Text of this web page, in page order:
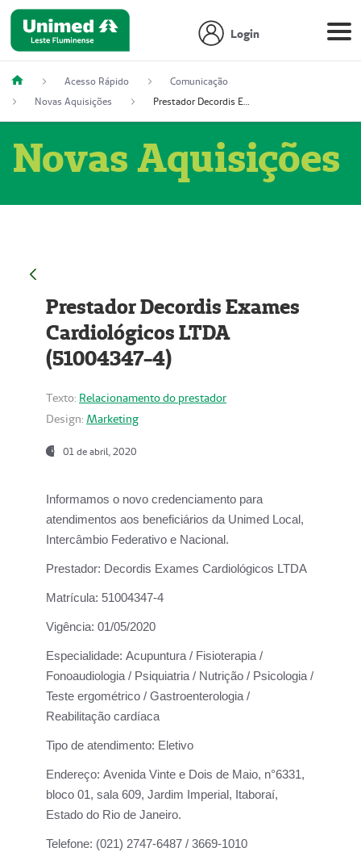
Login
Acesso Rápido
Comunicação
Novas Aquisições
Prestador Decordis Exames Cardiológicos LTDA (51004347-4)
Novas Aquisições
Prestador Decordis Exames
Cardiológicos LTDA
(51004347-4)
Texto: Relacionamento do prestador
Design: Marketing
01 de abril, 2020
Informamos o novo credenciamento para
atendimentos aos beneficiários da Unimed Local,
Intercâmbio Federativo e Nacional.
Prestador: Decordis Exames Cardiológicos LTDA
Matrícula: 51004347-4
Vigência: 01/05/2020
Especialidade: Acupuntura / Fisioterapia /
Fonoaudiologia / Psiquiatria / Nutrição / Psicologia /
Teste ergométrico / Gastroenterologia /
Reabilitação cardíaca
Tipo de atendimento: Eletivo
Endereço: Avenida Vinte e Dois de Maio, n°6331,
bloco 01, sala 609, Jardim Imperial, Itaboraí,
Estado do Rio de Janeiro.
Telefone: (021) 2747-6487 / 3669-1010